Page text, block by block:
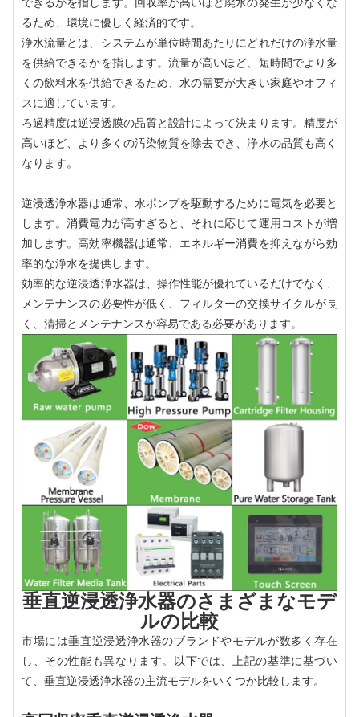
るため、環境に優しく経済的です。
浄水流量とは、システムが単位時間あたりにどれだけの浄水量
を供給できるかを指します。流量が高いほど、短時間でより多
くの飲料水を供給できるため、水の需要が大きい家庭やオフィ
スに適しています。
ろ過精度は逆浸透膜の品質と設計によって決まります。精度が
高いほど、より多くの汚染物質を除去でき、浄水の品質も高く
なります。
逆浸透浄水器は通常、水ポンプを駆動するために電気を必要と
します。消費電力が高すぎると、それに応じて運用コストが増
加します。高効率機器は通常、エネルギー消費を抑えながら効
率的な浄水を提供します。
効率的な逆浸透浄水器は、操作性能が優れているだけでなく、
メンテナンスの必要性が低く、フィルターの交換サイクルが長
く、清掃とメンテナンスが容易である必要があります。
垂直逆浸透浄水器のさまざまなモデ
ルの比較
市場には垂直逆浸透浄水器のブランドやモデルが数多く存在
し、その性能も異なります。以下では、上記の基準に基づい
て、垂直逆浸透浄水器の主流モデルをいくつか比較します。